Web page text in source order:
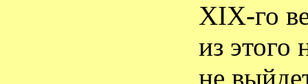
ХIХ-го
из этого
не